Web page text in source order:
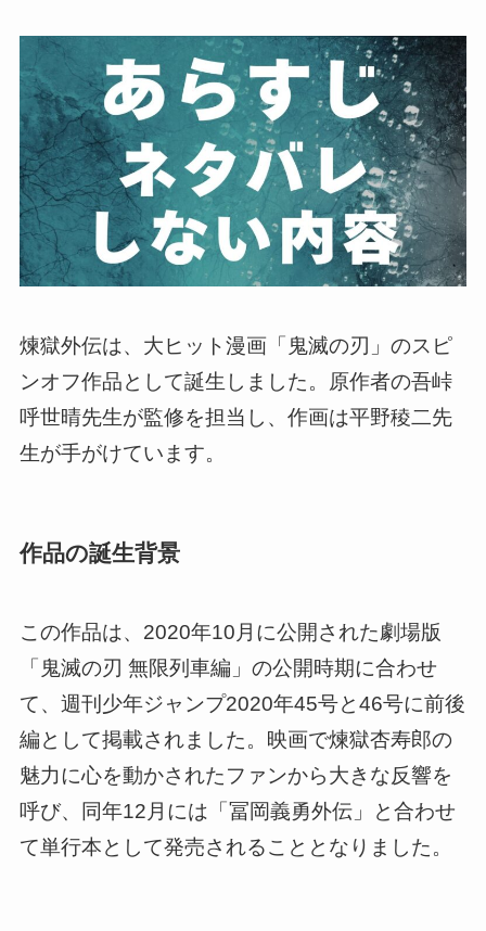
煉獄外伝は、大ヒット漫画「鬼滅の刃」のスピ
ンオフ作品として誕生しました。原作者の吾峠
呼世晴先生が監修を担当し、作画は平野稜二先
生が手がけています。
作品の誕生背景
この作品は、2020年10月に公開された劇場版
「鬼滅の刃 無限列車編」の公開時期に合わせ
て、週刊少年ジャンプ2020年45号と46号に前後
編として掲載されました。映画で煉獄杏寿郎の
魅力に心を動かされたファンから大きな反響を
呼び、同年12月には「冨岡義勇外伝」と合わせ
て単行本として発売されることとなりました。